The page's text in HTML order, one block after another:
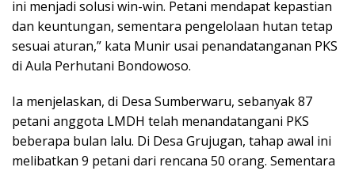
ini menjadi solusi win-win. Petani mendapat kepastian
dan keuntungan, sementara pengelolaan hutan tetap
sesuai aturan,” kata Munir usai penandatanganan PKS
di Aula Perhutani Bondowoso.
Ia menjelaskan, di Desa Sumberwaru, sebanyak 87
petani anggota LMDH telah menandatangani PKS
beberapa bulan lalu. Di Desa Grujugan, tahap awal ini
melibatkan 9 petani dari rencana 50 orang. Sementara